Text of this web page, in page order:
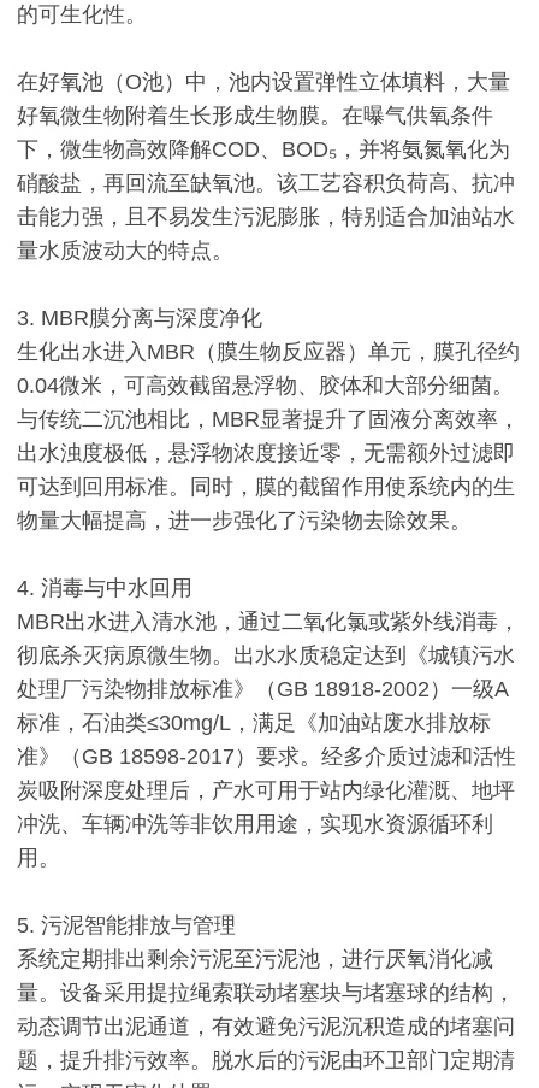
的可生化性。
在好氧池（O池）中，池内设置弹性立体填料，大量
好氧微生物附着生长形成生物膜。在曝气供氧条件
下，微生物高效降解COD、BOD₅，并将氨氮氧化为
硝酸盐，再回流至缺氧池。该工艺容积负荷高、抗冲
击能力强，且不易发生污泥膨胀，特别适合加油站水
量水质波动大的特点。
3. MBR膜分离与深度净化
生化出水进入MBR（膜生物反应器）单元，膜孔径约
0.04微米，可高效截留悬浮物、胶体和大部分细菌。
与传统二沉池相比，MBR显著提升了固液分离效率，
出水浊度极低，悬浮物浓度接近零，无需额外过滤即
可达到回用标准。同时，膜的截留作用使系统内的生
物量大幅提高，进一步强化了污染物去除效果。
4. 消毒与中水回用
MBR出水进入清水池，通过二氧化氯或紫外线消毒，
彻底杀灭病原微生物。出水水质稳定达到《城镇污水
处理厂污染物排放标准》（GB 18918-2002）一级A
标准，石油类≤30mg/L，满足《加油站废水排放标
准》（GB 18598-2017）要求。经多介质过滤和活性
炭吸附深度处理后，产水可用于站内绿化灌溉、地坪
冲洗、车辆冲洗等非饮用用途，实现水资源循环利
用。
5. 污泥智能排放与管理
系统定期排出剩余污泥至污泥池，进行厌氧消化减
量。设备采用提拉绳索联动堵塞块与堵塞球的结构，
动态调节出泥通道，有效避免污泥沉积造成的堵塞问
题，提升排污效率。脱水后的污泥由环卫部门定期清